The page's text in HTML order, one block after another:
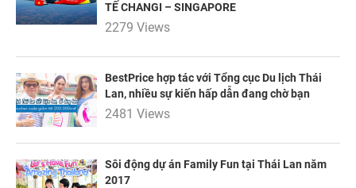
TẾ CHANGI – SINGAPORE
2279 Views
BestPrice hợp tác với Tổng cục Du lịch Thái
Lan, nhiều sự kiến hấp dẫn đang chờ bạn
2481 Views
Sôi động dự án Family Fun tại Thái Lan năm
2017